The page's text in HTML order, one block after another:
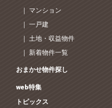
｜ マンション
｜ 一戸建
｜ 土地・収益物件
｜ 新着物件一覧
おまかせ物件探し
web特集
トピックス